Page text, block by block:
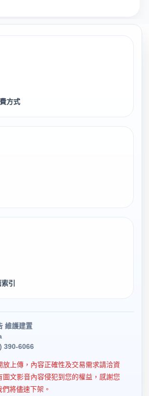
方式
引
維護建置
390-6066
上傳，內容正確性及交易需求請洽資
圖文影音內容侵犯到您的權益，感謝您
將儘速下架。